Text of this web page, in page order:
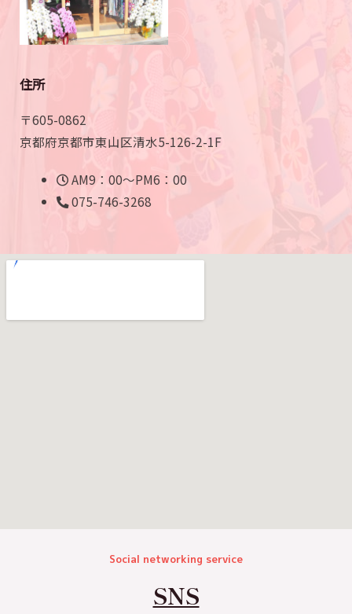
住所
〒605-0862
京都府京都市東山区清水5-126-2-1F
AM9：00～PM6：00
075-746-3268
Social networking service
SNS